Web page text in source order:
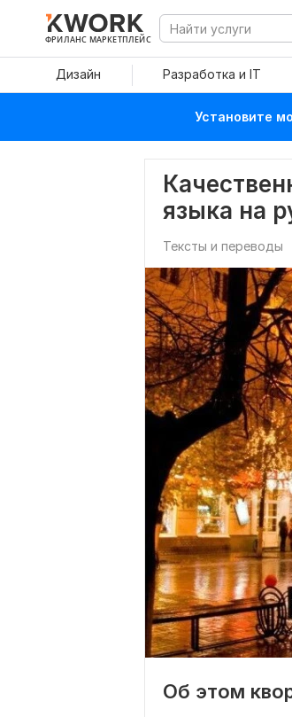
ФРИЛАНС МАРКЕТПЛЕЙС
Дизайн Разработка и IT
Установите
языка на
Тексты и переводы
Об этом